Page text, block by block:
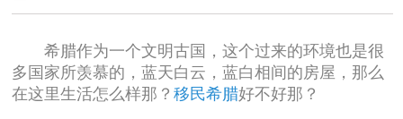
希腊作为一个文明古国，这个过来的环境也是很
多国家所羡慕的，蓝天白云，蓝白相间的房屋，那么
在这里生活怎么样那？移民希腊好不好那？